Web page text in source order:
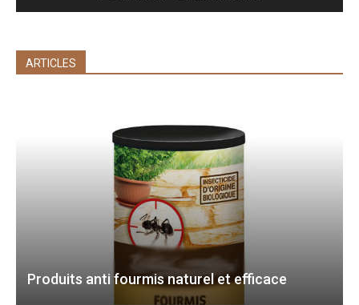
ARTICLES
Produits anti fourmis naturel et efficace